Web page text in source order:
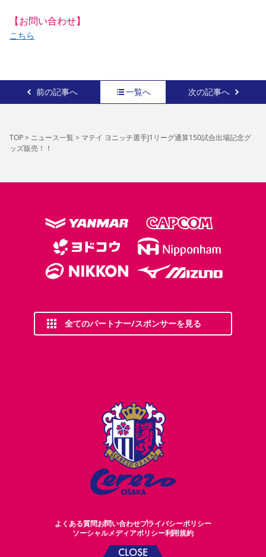
CLOSE
【お問い合わせ】
こちら
前の記事へ 一覧へ 次の記事へ
TOP> ニュース一覧> マテイ ヨニッチ選手J1リーグ通算150試合出場記念グ
ッズ販売！！
全てのパートナー/スポンサーを見る
よくある質問お問い合わせプライバシーポリシー
ソーシャルメディアポリシー利用規約